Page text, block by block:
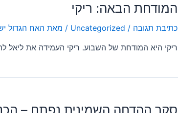
המודחת הבאה: ריקי
כתיבת תגובה /
Uncategorized / מאת האח הגדול
ריקי היא המודחת של השבוע. ריקי העמידה את
סקר ההדחה השמינית נפתח –